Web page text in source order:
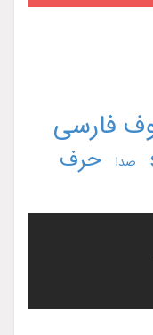
فارسی
صدا حرف